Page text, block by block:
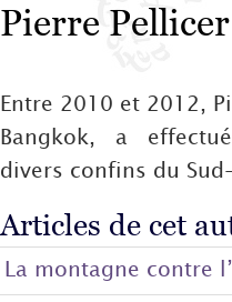
Pierre Pellicer
Entre 2010 et 2012,
Bangkok, a
divers confins du
Articles de cet
La montagne contre